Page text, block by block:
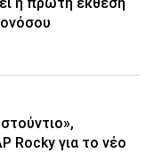
Rocky για το νέο